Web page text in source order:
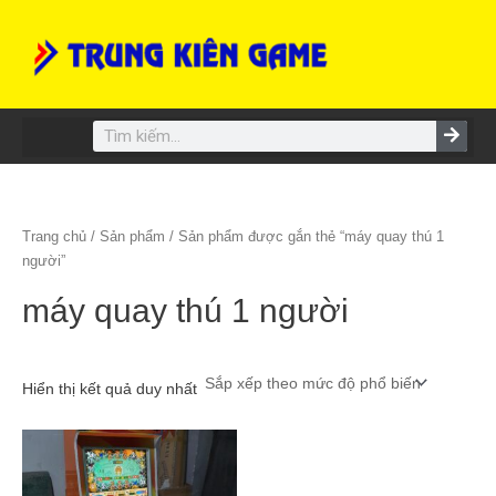
content
Search
Trang chủ / Sản phẩm / Sản phẩm được gắn thẻ “máy quay thú 1
người”
máy quay thú 1 người
Hiển thị kết quả duy nhất